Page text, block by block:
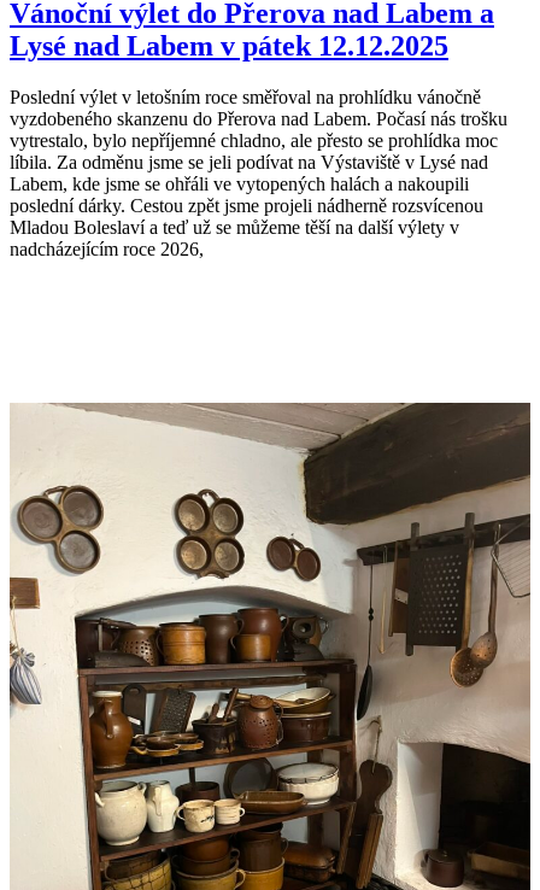
Vánoční výlet do Přerova nad Labem a
Lysé nad Labem v pátek 12.12.2025
Poslední výlet v letošním roce směřoval na prohlídku vánočně
vyzdobeného skanzenu do Přerova nad Labem. Počasí nás trošku
vytrestalo, bylo nepříjemné chladno, ale přesto se prohlídka moc
líbila. Za odměnu jsme se jeli podívat na Výstaviště v Lysé nad
Labem, kde jsme se ohřáli ve vytopených halách a nakoupili
poslední dárky. Cestou zpět jsme projeli nádherně rozsvícenou
Mladou Boleslaví a teď už se můžeme těší na další výlety v
nadcházejícím roce 2026,